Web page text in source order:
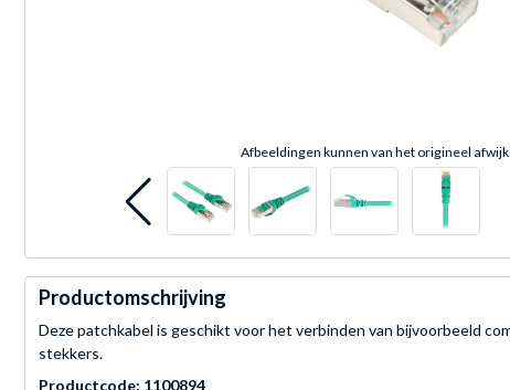
Afbeeldingen kunnen van het origineel
Productomschrijving
Deze patchkabel is geschikt voor het verbinden van bijvoorbeeld
stekkers.
Productcode: 1100894